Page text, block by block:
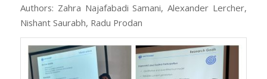
Authors: Zahra Najafabadi Samani, Alexander Lercher,
Nishant Saurabh, Radu Prodan